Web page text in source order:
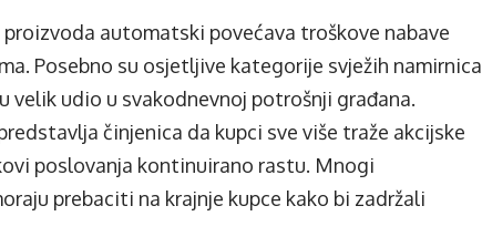
automatski povećava troškove nabave
Posebno su osjetljive kategorije svježih namirnica
velik udio u svakodnevnoj potrošnji građana.
činjenica da kupci sve više traže akcijske
poslovanja kontinuirano rastu. Mnogi
prebaciti na krajnje kupce kako bi zadržali